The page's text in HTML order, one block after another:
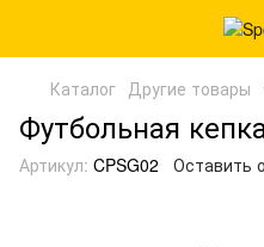
Каталог Другие товары
Футбольная
Артикул: CPSG02 Оставить